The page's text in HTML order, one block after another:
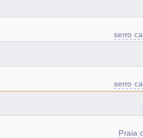
serro
serro
Praia